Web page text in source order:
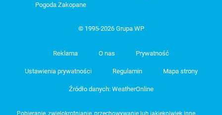
Pogoda Zakopane
© 1995-2026 Grupa WP
Reklama O nas Prywatność
Ustawienia prywatności Regulamin Mapa strony
Źródło danych: WeatherOnline
Pobieranie, zwielokrotnianie, przechowywanie lub jakiekolwiek inne